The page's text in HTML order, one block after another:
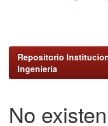
Repositorio
Ingeniería
No